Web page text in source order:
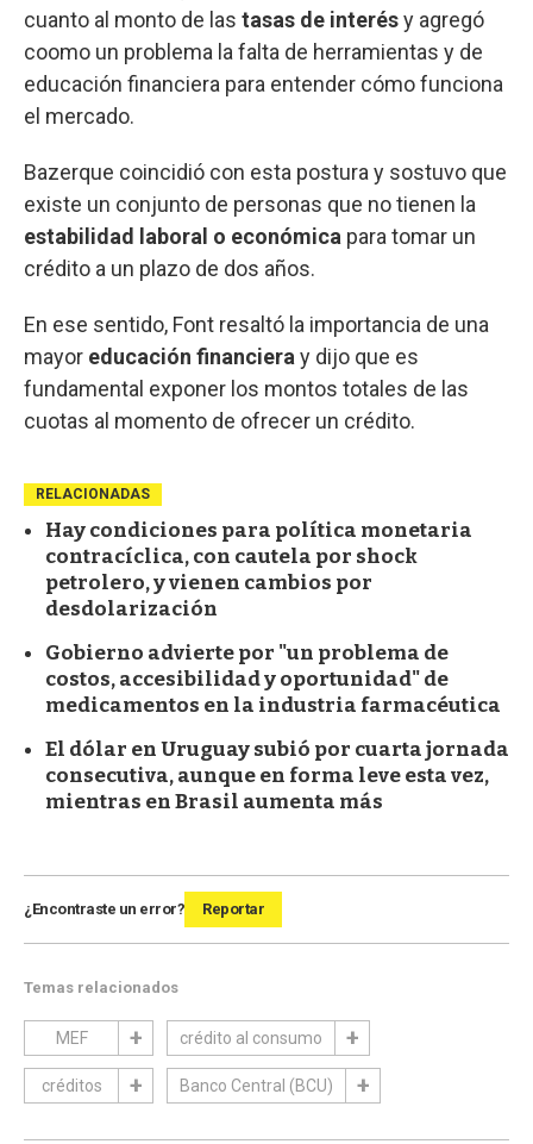
cuanto al monto de las tasas de interésy agregó
coomo un problema la falta de herramientas y de
educación financiera para entender cómo funciona
el mercado.
Bazerque coincidió con esta postura y sostuvo que
existe un conjunto de personas que no tienen la
estabilidad laboral o económica para tomar un
crédito a un plazo de dos años.
En ese sentido, Font resaltó la importancia de una
mayor educación financiera y dijo que es
fundamental exponer los montos totales de las
cuotas al momento de ofrecer un crédito.
RELACIONADAS
Hay condiciones para política monetaria
contracíclica, con cautela por shock
petrolero, y vienen cambios por
desdolarización
Gobierno advierte por "un problema de
costos, accesibilidad y oportunidad" de
medicamentos en la industria farmacéutica
El dólar en Uruguay subió por cuarta jornada
consecutiva, aunque en forma leve esta vez,
mientras en Brasil aumenta más
¿Encontraste un error? Reportar
Temas relacionados
MEF crédito al consumo
créditos Banco Central (BCU)